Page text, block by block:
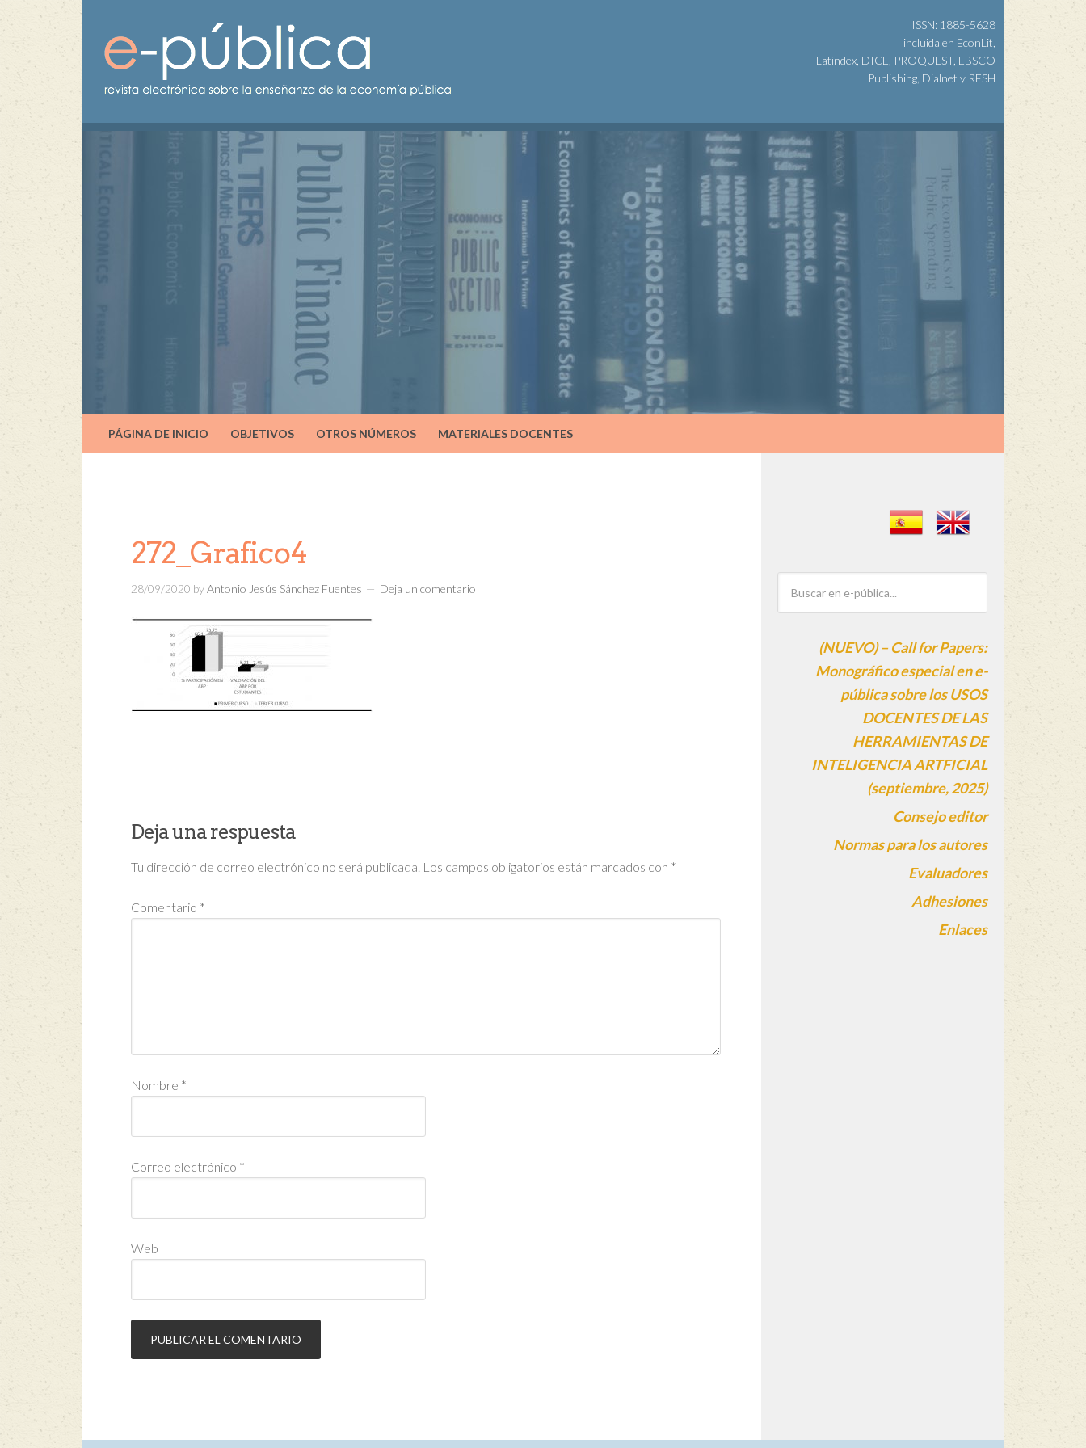
ISSN: 1885-5628
incluida en EconLit,
Latindex, DICE, PROQUEST, EBSCO
Publishing, Dialnet y RESH
PÁGINA DE INICIO OBJETIVOS OTROS NÚMEROS MATERIALES DOCENTES
272_Grafico4
28/09/2020 byAntonio Jesús Sánchez Fuentes Deja un comentario
Deja una respuesta
Tu dirección de correo electrónico no será publicada. Los campos obligatorios están marcados con *
Comentario *
Nombre *
Correo electrónico *
Web
(NUEVO) – Call for Papers:
Monográfico especial en e-
pública sobre los USOS
DOCENTES DE LAS
HERRAMIENTAS DE
INTELIGENCIA ARTFICIAL
(septiembre, 2025)
Consejo editor
Normas para los autores
Evaluadores
Adhesiones
Enlaces